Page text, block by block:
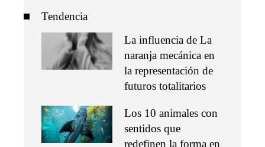
Tendencia
La influencia de La
naranja mecánica en
la representación de
futuros totalitarios
Los 10 animales con
sentidos que
redefinen la forma en